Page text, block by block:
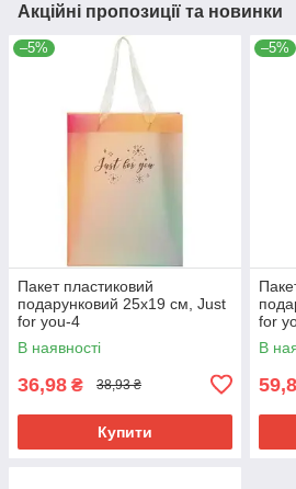
Акційні пропозиції та новинки
–5%
Пакет пластиковий
подарунковий 25х19 см, Just
for you-4
В наявності
36,98 ₴ 38,93 ₴
Купити
–5%
for
В